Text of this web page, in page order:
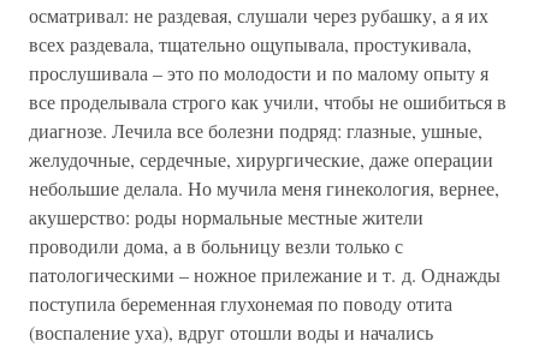
осматривал: не раздевая, слушали через рубашку, а я их
всех раздевала, тщательно ощупывала, простукивала,
прослушивала – это по молодости и по малому опыту я
все проделывала строго как учили, чтобы не ошибиться в
диагнозе. Лечила все болезни подряд: глазные, ушные,
желудочные, сердечные, хирургические, даже операции
небольшие делала. Но мучила меня гинекология, вернее,
акушерство: роды нормальные местные жители
проводили дома, а в больницу везли только с
патологическими – ножное прилежание и т. д. Однажды
поступила беременная глухонемая по поводу отита
(воспаление уха), вдруг отошли воды и начались